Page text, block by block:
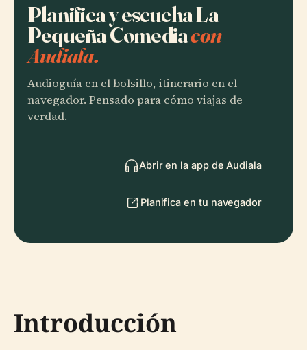
Planifica y escucha La
Pequeña Comediacon
Audiala.
Audioguía en el bolsillo, itinerario en el
navegador. Pensado para cómo viajas de
verdad.
Abrir en la app de Audiala
Planifica en tu navegador
Introducción